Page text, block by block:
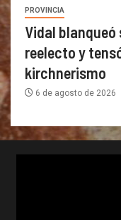
PROVINCIA
Vidal
reelecto y
kirchnerismo
6 de agosto de 2026